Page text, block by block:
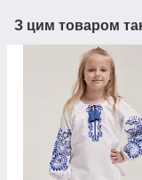
З цим товаром